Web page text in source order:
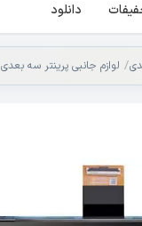
دانلود
لوازم جانبی پرینتر سه بعدی